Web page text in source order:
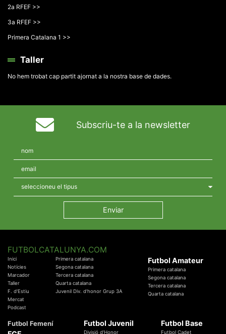
2a RFEF >>
3a RFEF >>
Primera Catalana 1 >>
Taller
No hem trobat cap partit ajornat a la nostra base de dades.
Subscriu-te a la newsletter
FUTBOLCATALUNYA.COM
Inici
Notícies
Marcador
Taller
F. d'Estiu
Mercat
Podcast
Primera catalana
Segona catalana
Tercera catalana
Quarta catalana
Juvenil Div. d'honor Grup 3A
Futbol Amateur
Primera catalana
Segona catalana
Tercera catalana
Quarta catalana
Futbol Femení Futbol Juvenil
Divisió d'Honor
Futbol Base
Futbol Cadet